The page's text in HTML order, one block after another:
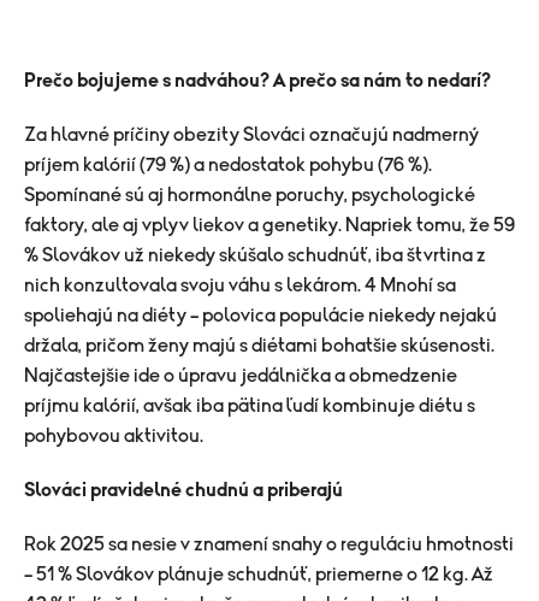
Prečo bojujeme s nadváhou? A prečo sa nám to nedarí?
Za hlavné príčiny obezity Slováci označujú nadmerný
príjem kalórií (79 %) a nedostatok pohybu (76 %).
Spomínané sú aj hormonálne poruchy, psychologické
faktory, ale aj vplyv liekov a genetiky. Napriek tomu, že 59
% Slovákov už niekedy skúšalo schudnúť, iba štvrtina z
nich konzultovala svoju váhu s lekárom. 4 Mnohí sa
spoliehajú na diéty – polovica populácie niekedy nejakú
držala, pričom ženy majú s diétami bohatšie skúsenosti.
Najčastejšie ide o úpravu jedálnička a obmedzenie
príjmu kalórií, avšak iba pätina ľudí kombinuje diétu s
pohybovou aktivitou.
Slováci pravidelné chudnú a priberajú
Rok 2025 sa nesie v znamení snahy o reguláciu hmotnosti
– 51 % Slovákov plánuje schudnúť, priemerne o 12 kg. Až